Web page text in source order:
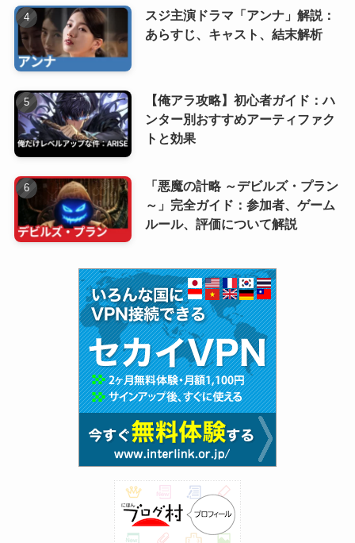
スジ主演ドラマ「アンナ」解説：
あらすじ、キャスト、結末解析
【俺アラ攻略】初心者ガイド：ハ
ンター別おすすめアーティファク
トと効果
「悪魔の計略 ～デビルズ・プラン
～」完全ガイド：参加者、ゲーム
ルール、評価について解説